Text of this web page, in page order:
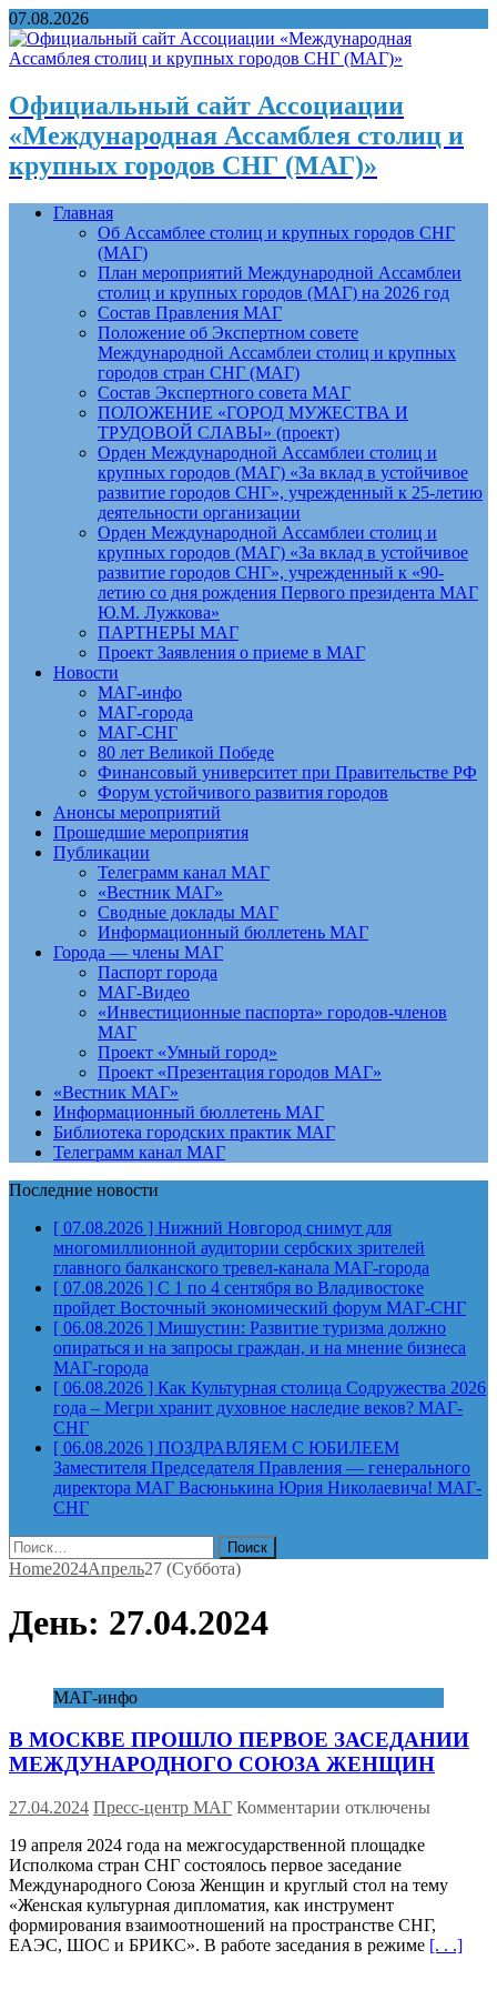
07.08.2026
Официальный сайт Ассоциации
«Международная Ассамблея столиц и
крупных городов СНГ (МАГ)»
Главная
Об Ассамблее столиц и крупных городов СНГ
(МАГ)
План мероприятий Международной Ассамблеи
столиц и крупных городов (МАГ) на 2026 год
Состав Правления МАГ
Положение об Экспертном совете
Международной Ассамблеи столиц и крупных
городов стран СНГ (МАГ)
Состав Экспертного совета МАГ
ПОЛОЖЕНИЕ «ГОРОД МУЖЕСТВА И
ТРУДОВОЙ СЛАВЫ» (проект)
Орден Международной Ассамблеи столиц и
крупных городов (МАГ) «За вклад в устойчивое
развитие городов СНГ», учрежденный к 25-летию
деятельности организации
Орден Международной Ассамблеи столиц и
крупных городов (МАГ) «За вклад в устойчивое
развитие городов СНГ», учрежденный к «90-
летию со дня рождения Первого президента МАГ
Ю.М. Лужкова»
ПАРТНЕРЫ МАГ
Проект Заявления о приеме в МАГ
Новости
МАГ-инфо
МАГ-города
МАГ-СНГ
80 лет Великой Победе
Финансовый университет при Правительстве РФ
Форум устойчивого развития городов
Анонсы мероприятий
Прошедшие мероприятия
Публикации
Телеграмм канал МАГ
«Вестник МАГ»
Сводные доклады МАГ
Информационный бюллетень МАГ
Города — члены МАГ
Паспорт города
МАГ-Видео
«Инвестиционные паспорта» городов-членов
МАГ
Проект «Умный город»
Проект «Презентация городов МАГ»
«Вестник МАГ»
Информационный бюллетень МАГ
Библиотека городских практик МАГ
Телеграмм канал МАГ
Последние новости
[ 07.08.2026 ] Нижний Новгород снимут для
многомиллионной аудитории сербских зрителей
главного балканского тревел-канала МАГ-города
[ 07.08.2026 ] С 1 по 4 сентября во Владивостоке
пройдет Восточный экономический форум МАГ-СНГ
[ 06.08.2026 ] Мишустин: Развитие туризма должно
опираться и на запросы граждан, и на мнение бизнеса
МАГ-города
[ 06.08.2026 ] Как Культурная столица Содружества 2026
года – Мегри хранит духовное наследие веков? МАГ-
СНГ
[ 06.08.2026 ] ПОЗДРАВЛЯЕМ С ЮБИЛЕЕМ
Заместителя Председателя Правления — генерального
директора МАГ Васюнькина Юрия Николаевича! МАГ-
СНГ
Найти:
Home2024Апрель27 (Суббота)
День: 27.04.2024
МАГ-инфо
В МОСКВЕ ПРОШЛО ПЕРВОЕ ЗАСЕДАНИИ
МЕЖДУНАРОДНОГО СОЮЗА ЖЕНЩИН
27.04.2024 Пресс-центр МАГ Комментарии к
В
МОСКВЕ
ПРОШЛО
ПЕРВОЕ
ЗАСЕДАНИИ
отключены
19 апреля 2024 года на межгосударственной площадке
Исполкома стран СНГ состоялось первое заседание
Международного Союза Женщин и круглый стол на тему
«Женская культурная дипломатия, как инструмент
формирования взаимоотношений на пространстве СНГ,
ЕАЭС, ШОС и БРИКС». В работе заседания в режиме [. . .]